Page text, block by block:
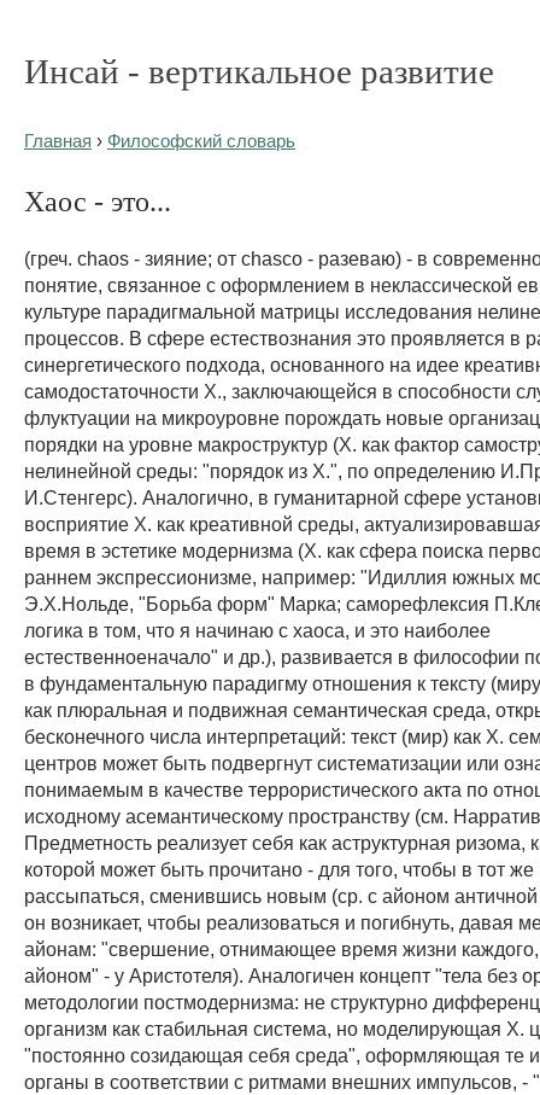
Инсай - вертикальное развитие
Главная › Философский словарь
Хаос - это...
(греч. chaos - зияние; от chasco - разеваю) - в
понятие, связанное с оформлением в неклассической
культуре парадигмальной матрицы исследования
процессов. В сфере естествознания это проявляется в
синергетического подхода, основанного на идее
самодостаточности X., заключающейся в способности
флуктуации на микроуровне порождать новые
порядки на уровне макроструктур (X. как фактор
нелинейной среды: "порядок из X.", по определению
И.Стенгерс). Аналогично, в гуманитарной сфере
восприятие X. как креативной среды,
время в эстетике модернизма (X. как сфера поиска
раннем экспрессионизме, например: "Идиллия южных
Э.Х.Нольде, "Борьба форм" Марка; саморефлексия
логика в том, что я начинаю с хаоса, и это наиболее
естественноеначало" и др.), развивается в философии
в фундаментальную парадигму отношения к тексту
как плюральная и подвижная семантическая среда,
бесконечного числа интерпретаций: текст (мир) как X.
центров может быть подвергнут систематизации или
понимаемым в качестве террористического акта по
исходному асемантическому пространству (см.
Предметность реализует себя как аструктурная ризома,
которой может быть прочитано - для того, чтобы в тот
рассыпаться, сменившись новым (ср. с айоном античной
он возникает, чтобы реализоваться и погибнуть, давая
айонам: "свершение, отнимающее время жизни каждого,
айоном" - у Аристотеля). Аналогичен концепт "тела без
методологии постмодернизма: не структурно
организм как стабильная система, но моделирующая X.
"постоянно созидающая себя среда", оформляющая те
органы в соответствии с ритмами внешних импульсов, -